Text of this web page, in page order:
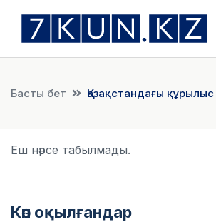
Басты бет Қазақстандағы
Еш нәрсе табылмады.
Көп оқылғандар